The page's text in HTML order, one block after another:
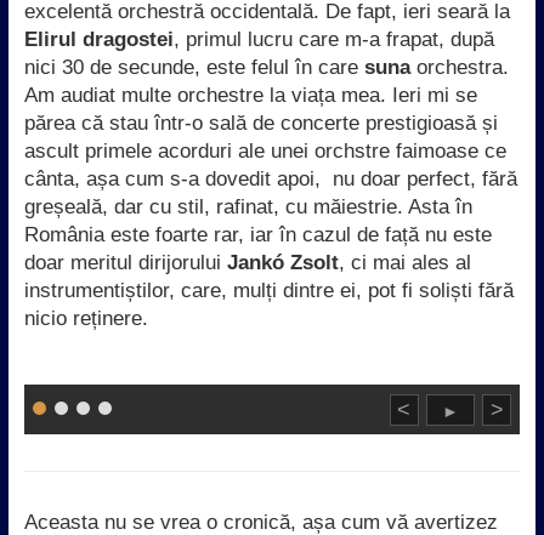
excelentă orchestră occidentală. De fapt, ieri seară la
Elirul dragostei, primul lucru care m-a frapat, după
nici 30 de secunde, este felul în care sunaorchestra.
Am audiat multe orchestre la viața mea. Ieri mi se
părea că stau într-o sală de concerte prestigioasă și
ascult primele acorduri ale unei orchstre faimoase ce
cânta, așa cum s-a dovedit apoi, nu doar perfect, fără
greșeală, dar cu stil, rafinat, cu măiestrie. Asta în
România este foarte rar, iar în cazul de față nu este
doar meritul dirijorului Jankó Zsolt, ci mai ales al
instrumentiștilor, care, mulți dintre ei, pot fi soliști fără
nicio reținere.
< ► >
Aceasta nu se vrea o cronică, așa cum vă avertizez